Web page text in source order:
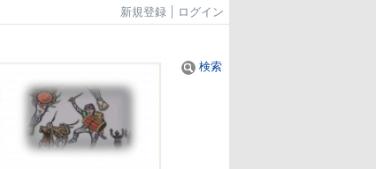
新規登録 ログイン
検索